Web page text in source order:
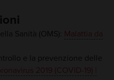
Sanità (OMS): Malattia da
e la prevenzione delle
2019 (COVID-19) |